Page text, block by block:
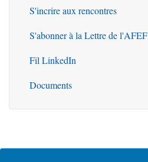
S'incrire aux rencontres
S'abonner à la Lettre de l'AFEF
Fil LinkedIn
Documents